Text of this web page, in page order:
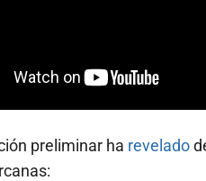
preliminar ha revelado